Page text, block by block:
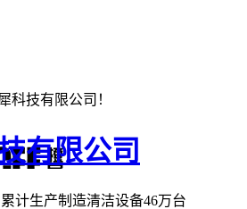
科技有限公司！
有限公司
累计生产制造清洁设备46万台